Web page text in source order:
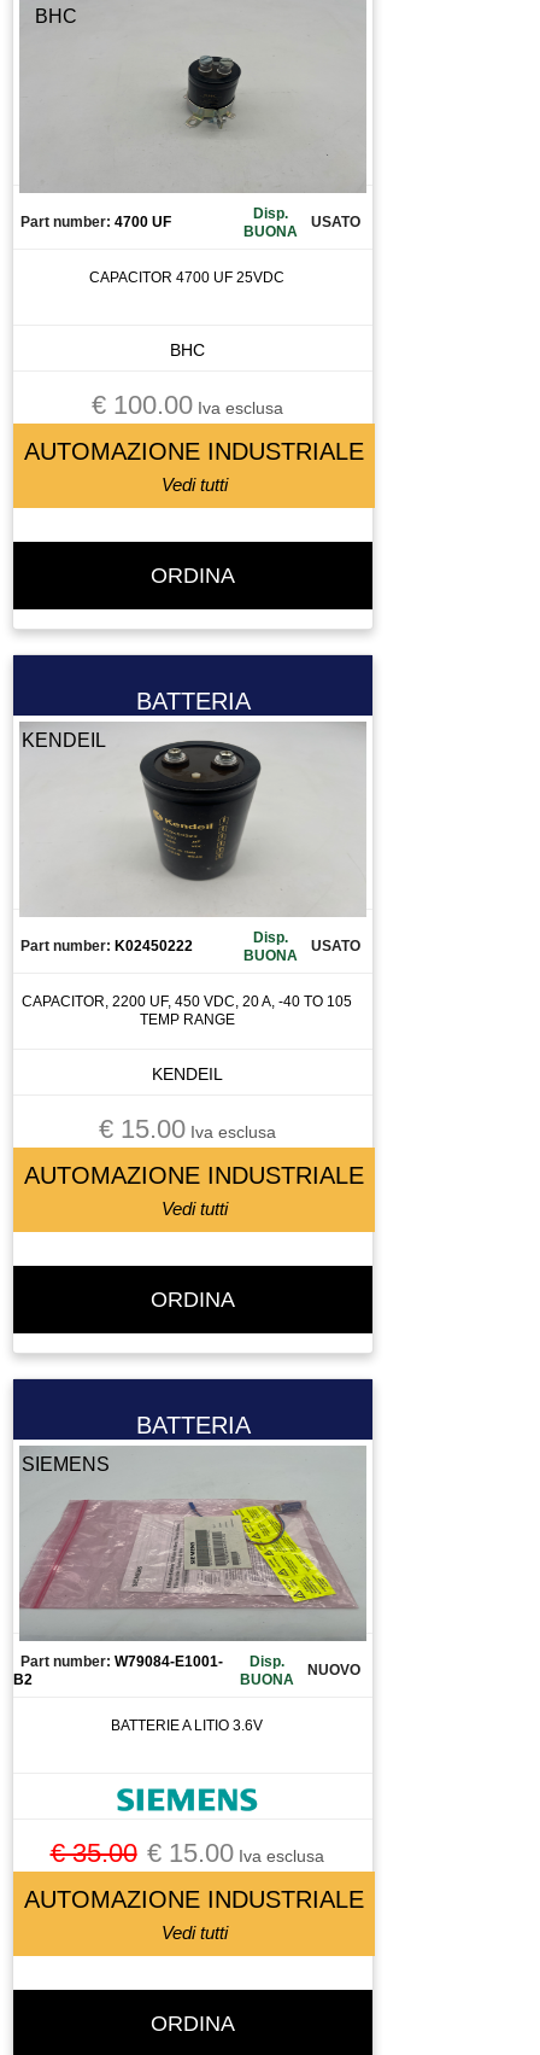
CONNETTORE
CONTATTO AUSILIARIO
CONTATTOREORE
CONTROLLO
DISSUASORE DI GRAVITà
DOMOTICA
DRIVER
ELETTROMANDRINO
ELETTROVALVOLA
FERRITE TORROIDALE
FILTRO
FRENO MOTORE
FRIZIONE
GRUPPO TRATTAMENTO ARIA
LASER SCANNER
LETTORE BARCODE
LUBRIFICATORE
LUCE
MACCHINA DI MISURA
MACCHINA UTENSILE
MANDRINO
MANIPOLATORE
MEMORY CARD
MICRO COMPONETE
MOLLA
MORSETTO
MOTORE
MOTORE A CORRENTE CONTINUA
MOTORE ASINCRONO
MOTORE BRUSCHESS
MOTORI BRUSHLESS
MOTOVIBRATORE
MULETTO
OSCILLATORE
PANELLO OPERATORE
BHC
Part number: 4700 UF
Disp.
BUONA
USATO
CAPACITOR 4700 UF 25VDC
BHC
€ 100.00Iva esclusa
AUTOMAZIONE INDUSTRIALE
Vedi tutti
ORDINA
BATTERIA
KENDEIL
Part number: K02450222
Disp.
BUONA
USATO
CAPACITOR, 2200 UF, 450 VDC, 20 A, -40 TO 105
TEMP RANGE
KENDEIL
€ 15.00Iva esclusa
AUTOMAZIONE INDUSTRIALE
Vedi tutti
ORDINA
BATTERIA
SIEMENS
Part number: W79084-E1001-
B2
Disp.
BUONA
NUOVO
BATTERIE A LITIO 3.6V
€ 35.00 € 15.00Iva esclusa
AUTOMAZIONE INDUSTRIALE
Vedi tutti
ORDINA